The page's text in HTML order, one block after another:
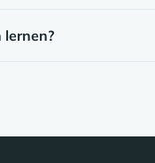
lernen?